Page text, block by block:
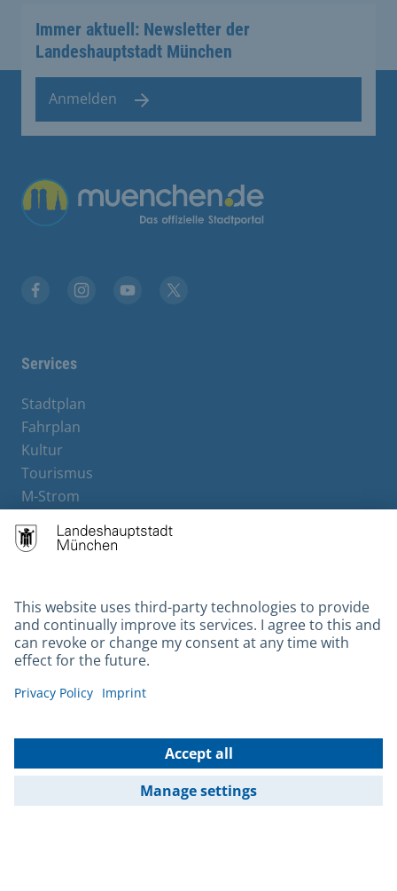
Immer aktuell: Newsletter der
Landeshauptstadt München
Anmelden
Übergreifende Links
Services
Stadtplan
Fahrplan
Kultur
Tourismus
M-Strom
Hotels
Contact
Barrierefreiheit
Leichte Sprache
Gebärdensprache
Kontakt